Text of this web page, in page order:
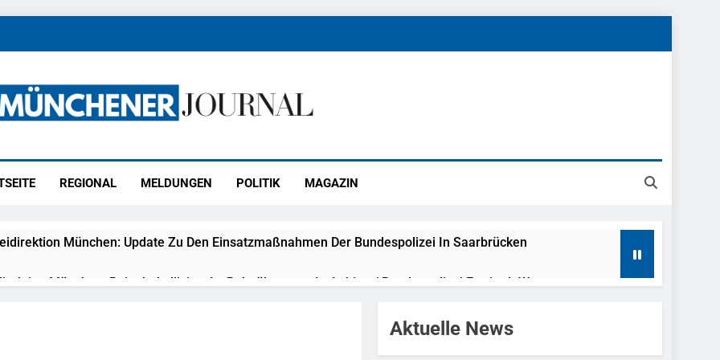
REGIONAL MELDUNGEN POLITIK MAGAZIN
München: Update Zu Den Einsatzmaßnahmen Der Bundespolizei In Saarbrücken
München: Beinahekollision An Bahnübergang In Aubing / Bundespolizei Ermittelt Wegen
München: Couragierte Zeugen Halten Tatverdächtigen Fest / Mann Nach Gleissturz Verletzt
Aktuelle News